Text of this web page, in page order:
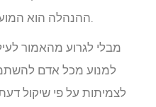
מבלי לגרוע מהאמור
למנוע מכל אדם
לצמיתות על פי שיקול